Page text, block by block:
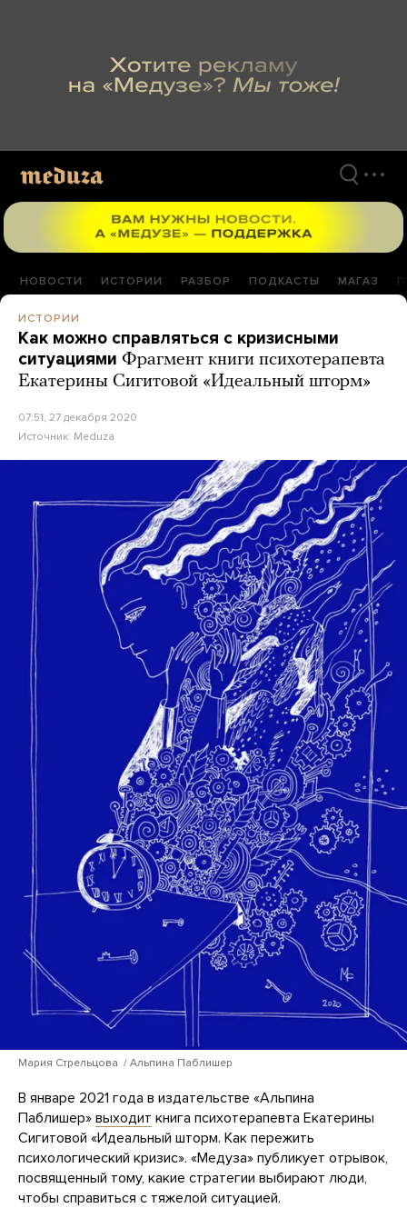
НОВОСТИ ИСТОРИИ РАЗБОР ПОДКАСТЫ МАГАЗ
ИСТОРИИ
Как можно справляться с кризисными
ситуациями Фрагмент книги психотерапевта
Екатерины Сигитовой «Идеальный шторм»
07:51, 27 декабря 2020
Источник: Meduza
Мария Стрельцова / Альпина Паблишер
В январе 2021 года в издательстве «Альпина
Паблишер» выходит книга психотерапевта Екатерины
Сигитовой «Идеальный шторм. Как пережить
психологический кризис». «Медуза» публикует отрывок,
посвященный тому, какие стратегии выбирают люди,
чтобы справиться с тяжелой ситуацией.